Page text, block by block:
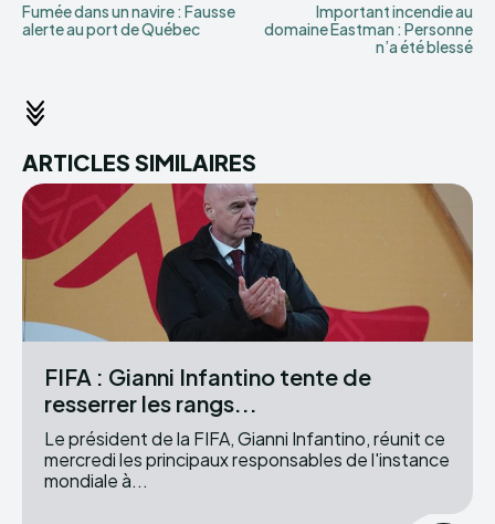
Fumée dans un navire : Fausse
alerte au port de Québec
Important incendie au
domaine Eastman : Personne
n’a été blessé
ARTICLES SIMILAIRES
FIFA : Gianni Infantino tente de
resserrer les rangs...
Le président de la FIFA, Gianni Infantino, réunit ce
mercredi les principaux responsables de l'instance
mondiale à...